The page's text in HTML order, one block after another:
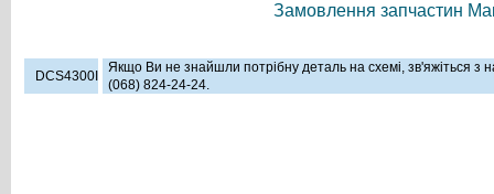
Замовлення запчастин
DCS4300I
Якщо Ви не знайшли потрібну деталь на схемі, зв'яжіться з
(068) 824-24-24.